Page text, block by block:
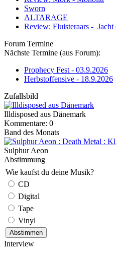
Sworn
ALTARAGE
Review: Fluisteraars - Jacht
Forum Termine
Nächste Termine (aus Forum):
Prophecy Fest - 03.9.2026
Herbstoffensive - 18.9.2026
Zufallsbild
Illdisposed aus Dänemark
Kommentare: 0
Band des Monats
Sulphur Aeon
Abstimmung
Wie kaufst du deine Musik?
CD
Digital
Tape
Vinyl
Interview